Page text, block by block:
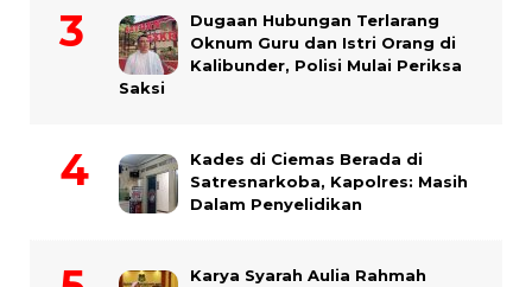
Dugaan Hubungan Terlarang
Oknum Guru dan Istri Orang di
Kalibunder, Polisi Mulai Periksa
Saksi
Kades di Ciemas Berada di
Satresnarkoba, Kapolres: Masih
Dalam Penyelidikan
Karya Syarah Aulia Rahmah